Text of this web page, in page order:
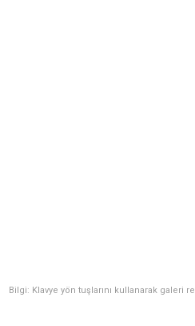
Bilgi: Klavye yön tuşlarını kullanarak galeri